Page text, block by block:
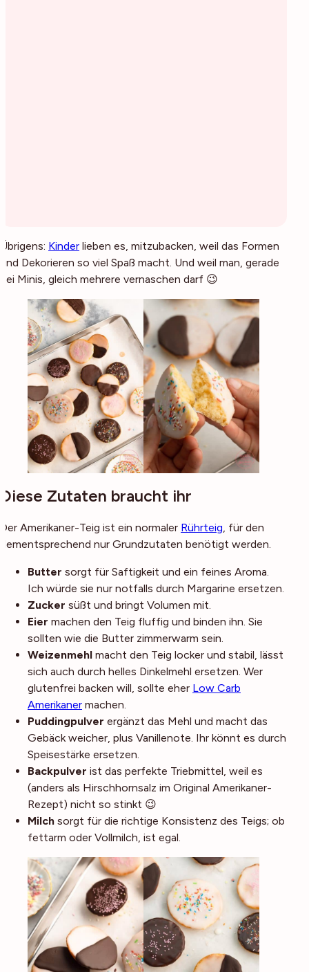
Übrigens: Kinder lieben es, mitzubacken, weil das Formen
und Dekorieren so viel Spaß macht. Und weil man, gerade
bei Minis, gleich mehrere vernaschen darf 😉
Diese Zutaten braucht ihr
Der Amerikaner-Teig ist ein normaler Rührteig, für den
dementsprechend nur Grundzutaten benötigt werden.
Butter sorgt für Saftigkeit und ein feines Aroma.
Ich würde sie nur notfalls durch Margarine ersetzen.
Zucker süßt und bringt Volumen mit.
Eier machen den Teig fluffig und binden ihn. Sie
sollten wie die Butter zimmerwarm sein.
Weizenmehl macht den Teig locker und stabil, lässt
sich auch durch helles Dinkelmehl ersetzen. Wer
glutenfrei backen will, sollte eher Low Carb
Amerikaner machen.
Puddingpulver ergänzt das Mehl und macht das
Gebäck weicher, plus Vanillenote. Ihr könnt es durch
Speisestärke ersetzen.
Backpulver ist das perfekte Triebmittel, weil es
(anders als Hirschhornsalz im Original Amerikaner-
Rezept) nicht so stinkt 😉
Milch sorgt für die richtige Konsistenz des Teigs; ob
fettarm oder Vollmilch, ist egal.